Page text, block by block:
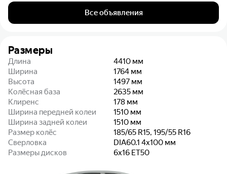
Все объявления
Размеры
Длина 4410 мм
Ширина
1764 мм
Высота
1497 мм
Колёсная база
2635 мм
Клиренс
178 мм
Ширина передней колеи
1510 мм
Ширина задней колеи
1510 мм
Размер колёс
185/65 R15, 195/55 R16
Сверловка
DIA60.1 4x100 мм
Размеры дисков
6x16 ET50